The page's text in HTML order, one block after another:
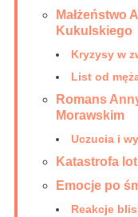
Małżeństwo
Kukulskiego
Kryzysy w
List od
Romans
Morawskim
Uczucia i
Katastrofa
Emocje po
Reakcje